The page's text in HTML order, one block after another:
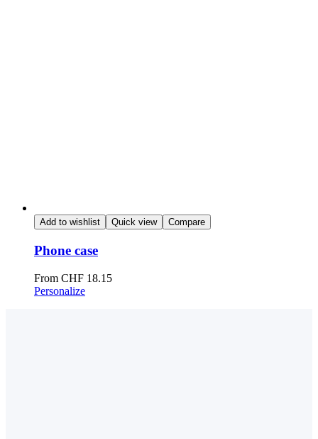
Add to wishlist Quick view Compare
Phone case
From CHF 18.15
Personalize